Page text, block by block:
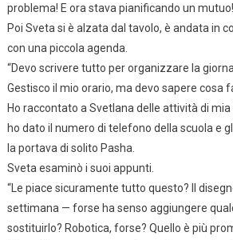
problema! E ora stava pianificando un
Poi Sveta si è alzata dal tavolo, è andata in
con una piccola agenda.
“Devo scrivere tutto per organizzare la
Gestisco il mio orario, ma devo sapere cosa
Ho raccontato a Svetlana delle attività di mia
ho dato il numero di telefono della scuola e
la portava di solito Pasha.
Sveta esaminò i suoi appunti.
“Le piace sicuramente tutto questo? Il
settimana — forse ha senso aggiungere
sostituirlo? Robotica, forse? Quello è più